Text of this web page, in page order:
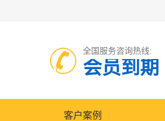
全国服务咨询热线:
会员到期
客户案例